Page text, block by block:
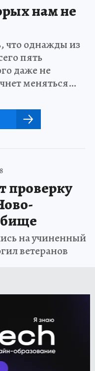
нам не
что однажды из
пять
даже не
меняться…
проверку
на учиненный
ветеранов